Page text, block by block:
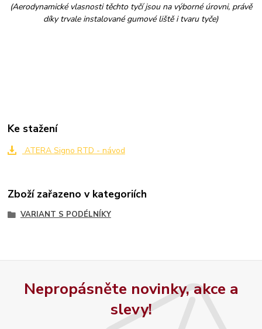
(Aerodynamické vlasnosti těchto tyčí jsou na výborné úrovni, právě
díky trvale instalované gumové liště i tvaru tyče)
Ke stažení
ATERA Signo RTD - návod
Zboží zařazeno v kategoriích
VARIANT S PODÉLNÍKY
Nepropásněte novinky, akce a
slevy!